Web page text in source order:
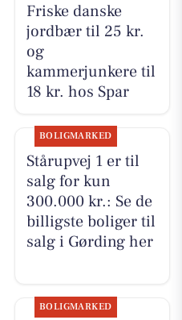
Friske danske
jordbær til 25 kr.
og
kammerjunkere til
18 kr. hos Spar
BOLIGMARKED
Stårupvej 1 er til
salg for kun
300.000 kr.: Se de
billigste boliger til
salg i Gørding her
BOLIGMARKED